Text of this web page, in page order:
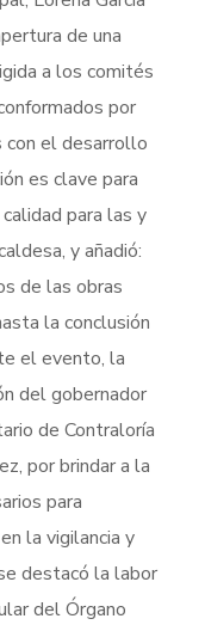
de una
a los comités
por
con el desarrollo
es clave para
para las y
y añadió:
de las obras
la conclusión
el evento, la
del gobernador
de Contraloría
por brindar a la
para
la vigilancia y
destacó la labor
del Órgano